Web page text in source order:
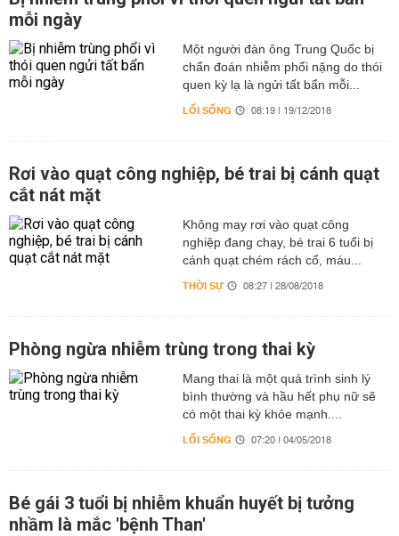
mỗi ngày
Một người đàn ông Trung Quốc bị
chẩn đoán nhiễm phổi nặng do thói
quen kỳ lạ là ngửi tất bẩn mỗi...
LỐI SỐNG 08:19 | 19/12/2018
Rơi vào quạt công nghiệp, bé trai bị cánh quạt
cắt nát mặt
Không may rơi vào quạt công
nghiệp đang chạy, bé trai 6 tuổi bị
cánh quạt chém rách cổ, máu...
THỜI SỰ 08:27 | 28/08/2018
Phòng ngừa nhiễm trùng trong thai kỳ
Mang thai là một quá trình sinh lý
bình thường và hầu hết phụ nữ sẽ
có một thai kỳ khỏe mạnh....
LỐI SỐNG 07:20 | 04/05/2018
Bé gái 3 tuổi bị nhiễm khuẩn huyết bị tưởng
nhầm là mắc 'bệnh Than'